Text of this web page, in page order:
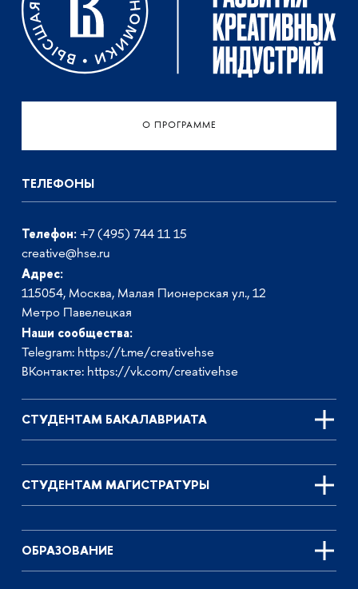
О ПРОГРАММЕ
ТЕЛЕФОНЫ
Телефон: +7 (495) 744 11 15
creative@hse.ru
Адрес:
115054, Москва, Малая Пионерская ул., 12
Метро Павелецкая
Наши сообщества:
Telegram: https://t.me/creativehse
ВКонтакте: https://vk.com/creativehse
СТУДЕНТАМ БАКАЛАВРИАТА
СТУДЕНТАМ МАГИСТРАТУРЫ
ОБРАЗОВАНИЕ